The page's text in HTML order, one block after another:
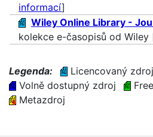
informací]
Wiley Online Library -
kolekce e-časopisů od Wiley
Legenda:
Licencovaný zdroj
Volně dostupný zdroj
Metazdroj